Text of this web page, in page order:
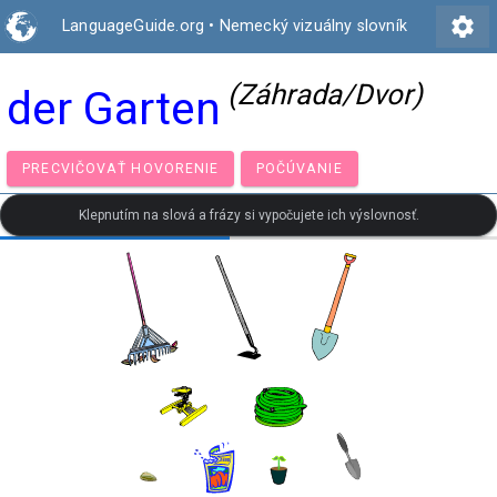
LanguageGuide.org • Nemecký vizuálny slovník settings
der Garten (Záhrada/Dvor)
PRECVIČOVAŤ HOVORENIE POČÚVANIE
Klepnutím na slová a frázy si vypočujete ich výslovnosť.